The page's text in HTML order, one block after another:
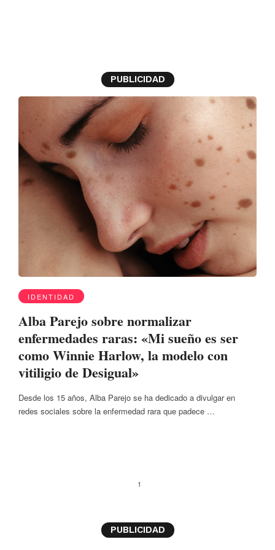
PUBLICIDAD
IDENTIDAD
Alba Parejo sobre normalizar
enfermedades raras: «Mi sueño es ser
como Winnie Harlow, la modelo con
vitiligio de Desigual»
Desde los 15 años, Alba Parejo se ha dedicado a divulgar en
redes sociales sobre la enfermedad rara que padece …
1
PUBLICIDAD